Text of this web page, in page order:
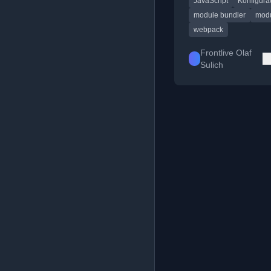
JavaScript.
module bundler
webpack
Frontlive Olaf
Sulich